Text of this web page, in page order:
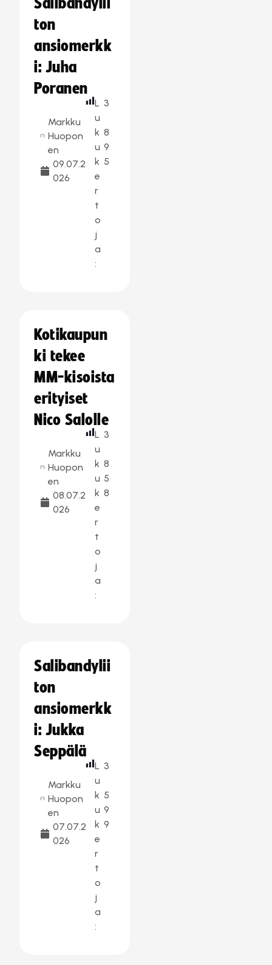
Salibandylii
ton
ansiomerkk
i: Juha
Poranen
Markku
Huopon
en
09.07.2
026
L
u
k
u
k
e
r
t
o
j
a
:
3
8
9
5
Kotikaupun
ki tekee
MM-kisoista
erityiset
Nico Salolle
Markku
Huopon
en
08.07.2
026
L
u
k
u
k
e
r
t
o
j
a
:
3
8
5
8
Salibandylii
ton
ansiomerkk
i: Jukka
Seppälä
Markku
Huopon
en
07.07.2
026
L
u
k
u
k
e
r
t
o
j
a
:
3
5
9
9